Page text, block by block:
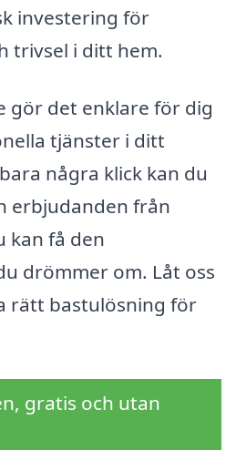
investering för
trivsel i ditt hem.
gör det enklare för dig
tjänster i ditt
några klick kan du
erbjudanden från
kan få den
drömmer om. Låt oss
rätt bastulösning för
gratis och utan